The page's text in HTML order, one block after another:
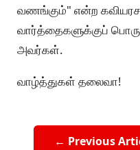
வணங்கும்" என்ற
வார்த்தைகளுக்குப்
அவர்கள்.
வாழ்த்துகள் தலைவா!
← Previous